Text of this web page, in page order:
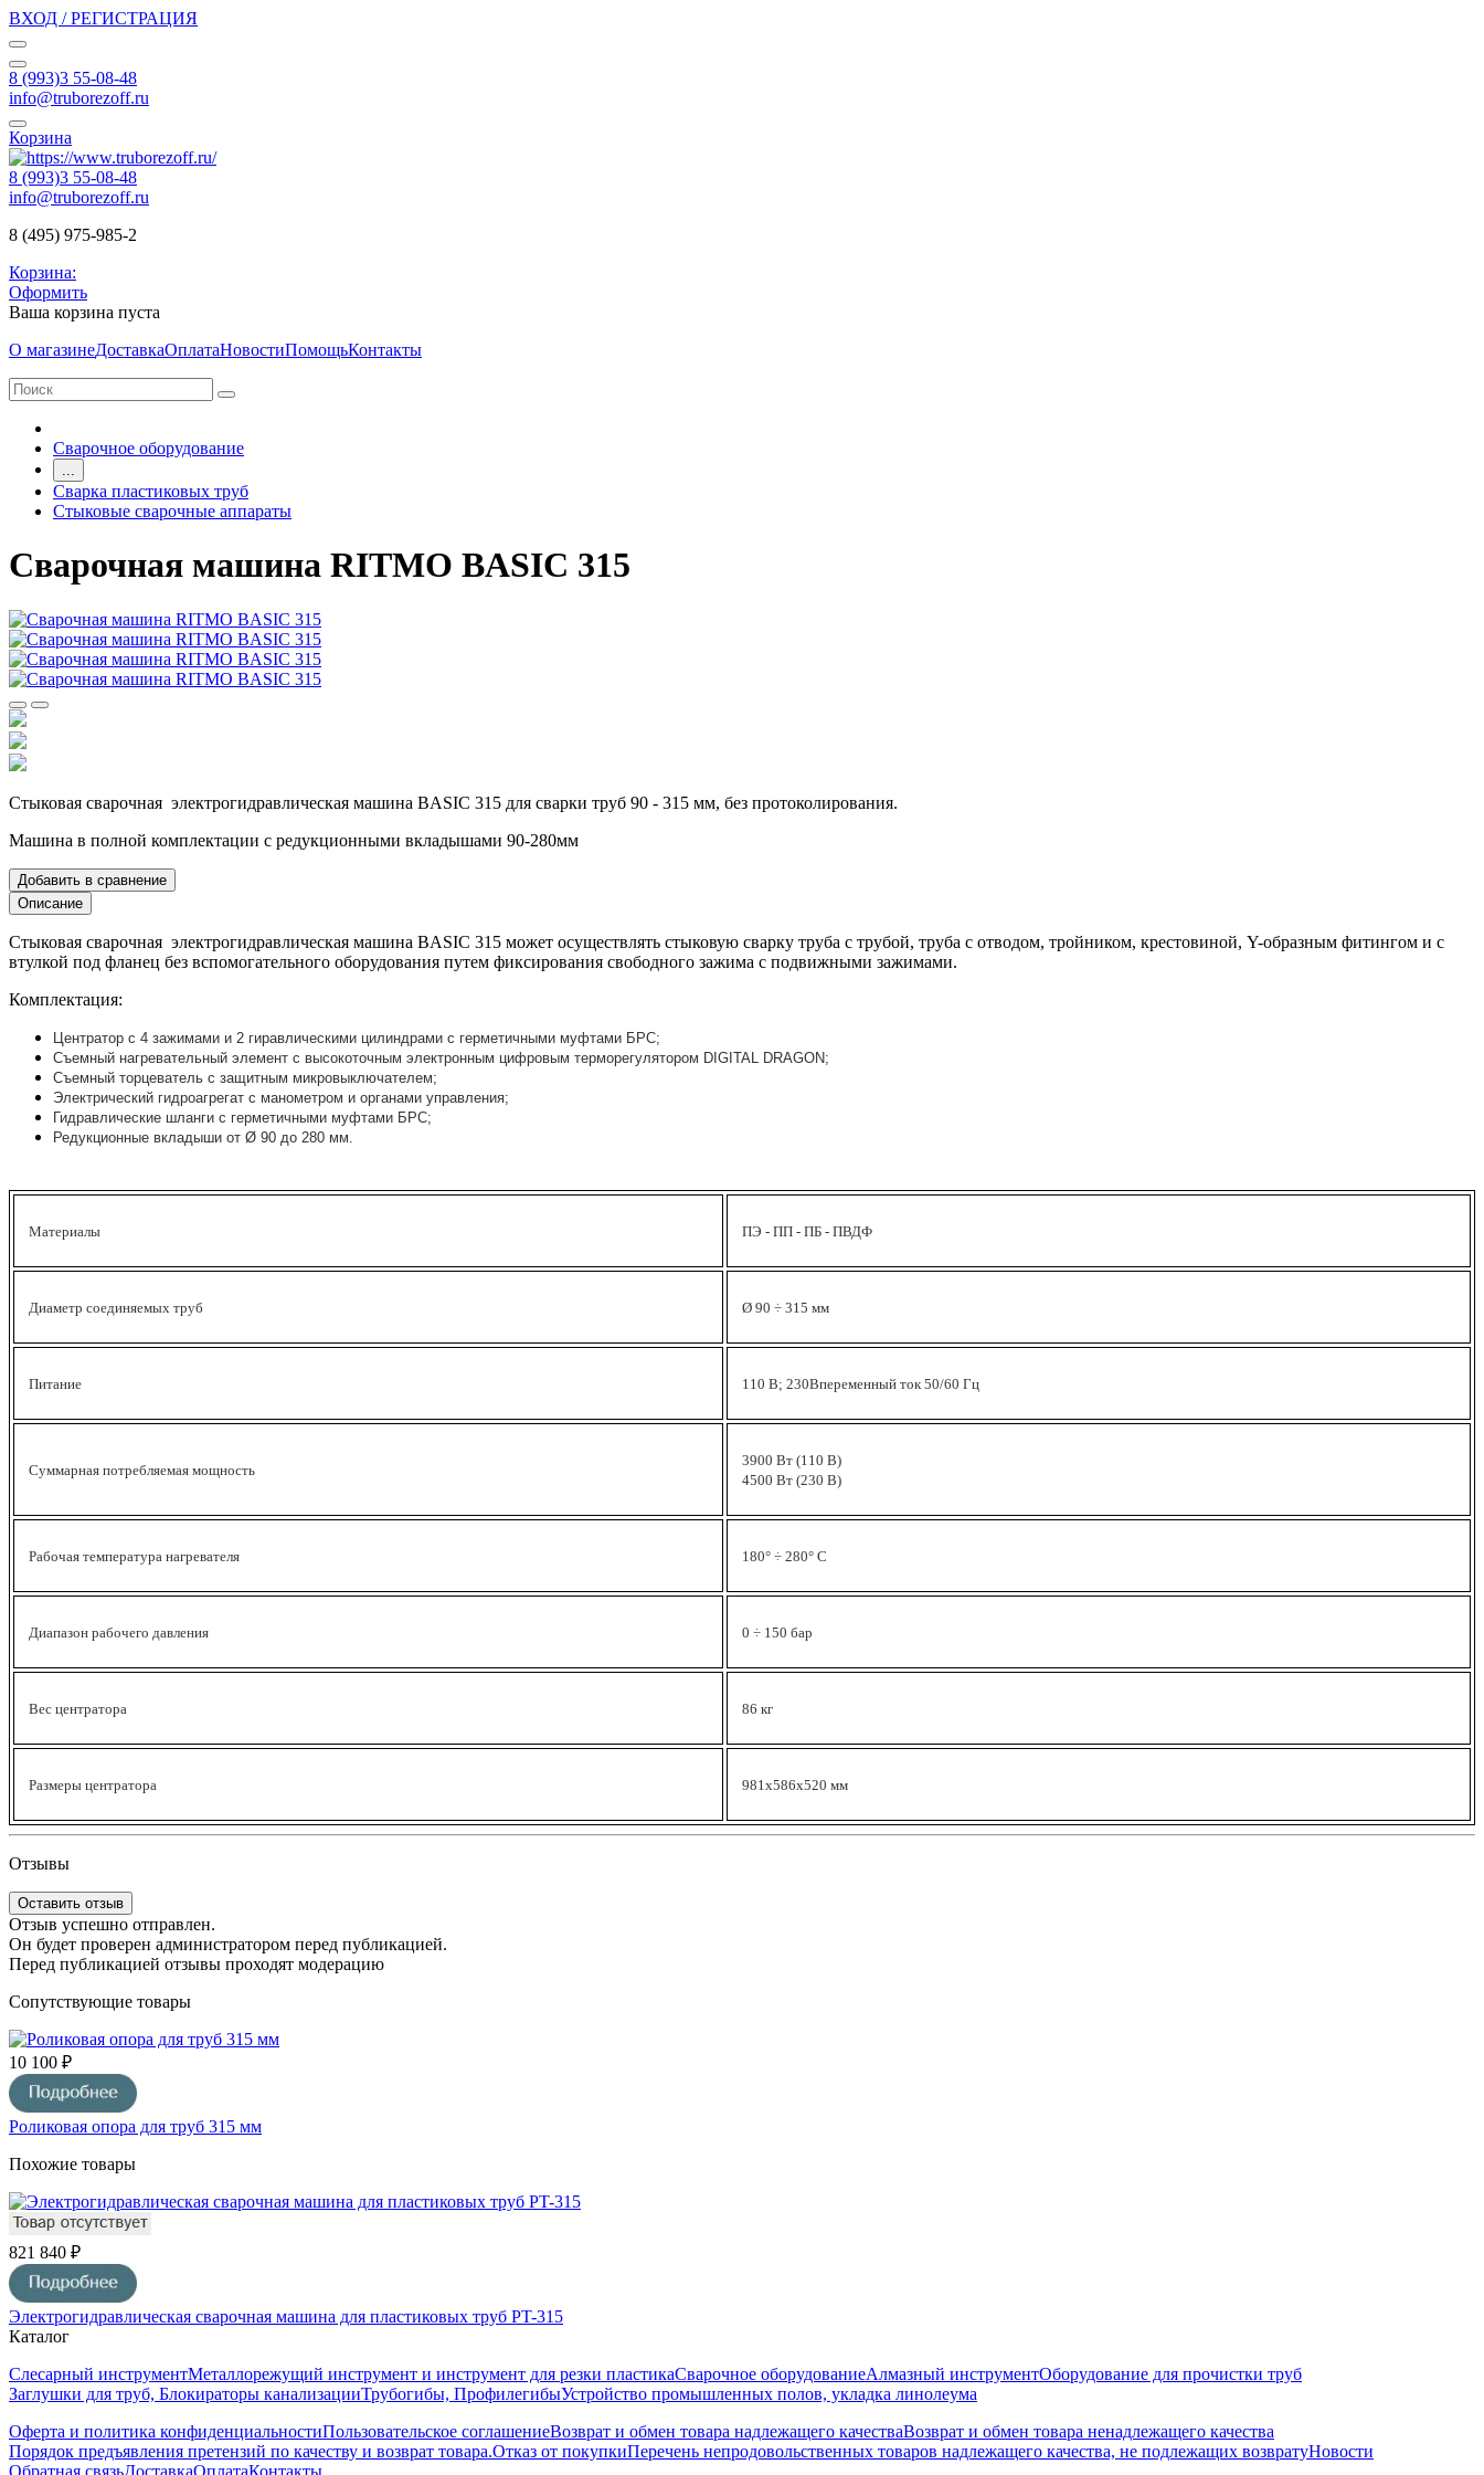
ВХОД / РЕГИСТРАЦИЯ
8 (993)3 55-08-48
info@truborezoff.ru
Корзина
8 (993)3 55-08-48
info@truborezoff.ru
8 (495) 975-985-2
Корзина:
Оформить
Ваша корзина пуста
О магазинеДоставкаОплатаНовостиПомощьКонтакты
Сварочное оборудование
...
Сварка пластиковых труб
Стыковые сварочные аппараты
Сварочная машина RITMO BASIC 315
Стыковая сварочная электрогидравлическая машина BASIC 315 для сварки труб 90 - 315 мм, без протоколирования.
Машина в полной комплектации с редукционными вкладышами 90-280мм
Добавить в сравнение
Описание
Стыковая сварочная электрогидравлическая машина BASIC 315 может осуществлять стыковую сварку труба с трубой, труба с отводом, тройником, крестовиной, Y-образным фитингом и с
втулкой под фланец без вспомогательного оборудования путем фиксирования свободного зажима с подвижными зажимами.
Комплектация:
Центратор с 4 зажимами и 2 гиравлическими цилиндрами с герметичными муфтами БРС;
Съемный нагревательный элемент с высокоточным электронным цифровым терморегулятором DIGITAL DRAGON;
Съемный торцеватель с защитным микровыключателем;
Электрический гидроагрегат с манометром и органами управления;
Гидравлические шланги с герметичными муфтами БРС;
Редукционные вкладыши от Ø 90 до 280 мм.
Материалы ПЭ - ПП - ПБ - ПВДФ
Диаметр соединяемых труб Ø 90 ÷ 315 мм
Питание 110 B; 230Впеременный ток 50/60 Гц
Суммарная потребляемая мощность
3900 Вт (110 B)
4500 Вт (230 B)
Рабочая температура нагревателя 180° ÷ 280° C
Диапазон рабочего давления 0 ÷ 150 бар
Вес центратора 86 кг
Размеры центратора 981x586x520 мм
Отзывы
Оставить отзыв
Отзыв успешно отправлен.
Он будет проверен администратором перед публикацией.
Перед публикацией отзывы проходят модерацию
Сопутствующие товары
10 100 ₽
Роликовая опора для труб 315 мм
Похожие товары
821 840 ₽
Электрогидравлическая сварочная машина для пластиковых труб PT-315
Каталог
Слесарный инструментМеталлорежущий инструмент и инструмент для резки пластикаСварочное оборудованиеАлмазный инструментОборудование для прочистки труб
Заглушки для труб, Блокираторы канализацииТрубогибы, ПрофилегибыУстройство промышленных полов, укладка линолеума
Оферта и политика конфиденциальностиПользовательское соглашениеВозврат и обмен товара надлежащего качестваВозврат и обмен товара ненадлежащего качества
Порядок предъявления претензий по качеству и возврат товара.Отказ от покупкиПеречень непродовольственных товаров надлежащего качества, не подлежащих возвратуНовости
Обратная связьДоставкаОплатаКонтакты